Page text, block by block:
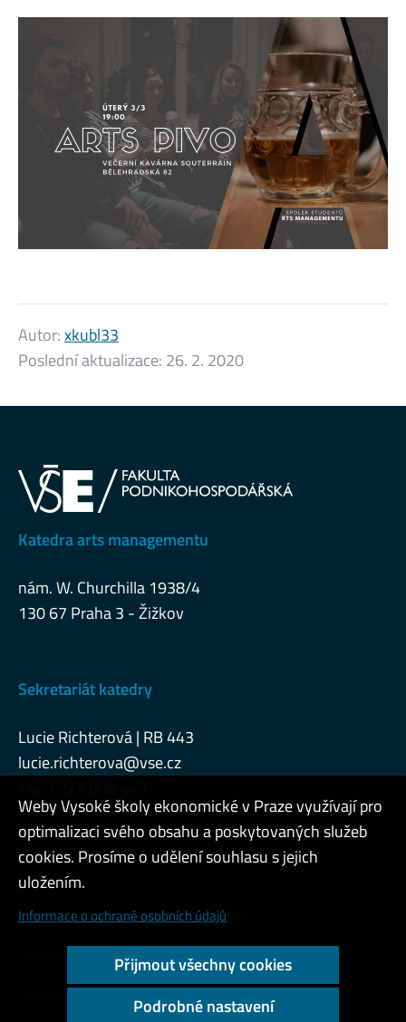
Autor:xkubl33
Poslední aktualizace: 26. 2. 2020
Katedra arts managementu
nám. W. Churchilla 1938/4
130 67 Praha 3 - Žižkov
Sekretariát katedry
Lucie Richterová | RB 443
lucie.richterova@vse.cz
Admin
Cookies a ochrana osobních údajů
Přístupnost webu
Vysoký kontrast
Weby Vysoké školy ekonomické v Praze využívají pro
optimalizaci svého obsahu a poskytovaných služeb
cookies. Prosíme o udělení souhlasu s jejich
uložením.
Informace o ochraně osobních údajů
Přijmout všechny cookies
Podrobné nastavení